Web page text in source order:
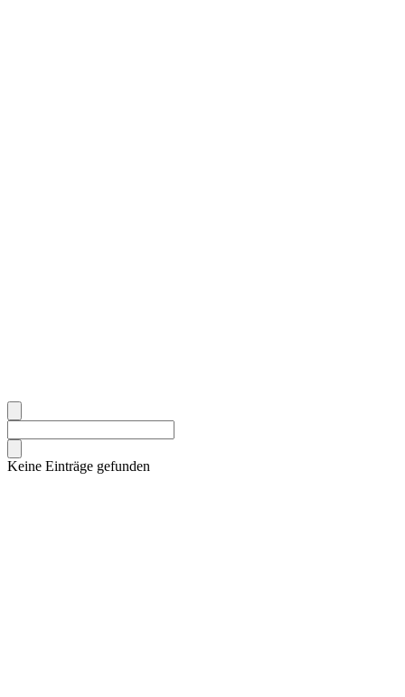
Keine Einträge gefunden